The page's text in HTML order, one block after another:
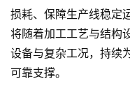
损耗、保障生产线稳定
将随着加工工艺与结构
设备与复杂工况，持续
可靠支撑。